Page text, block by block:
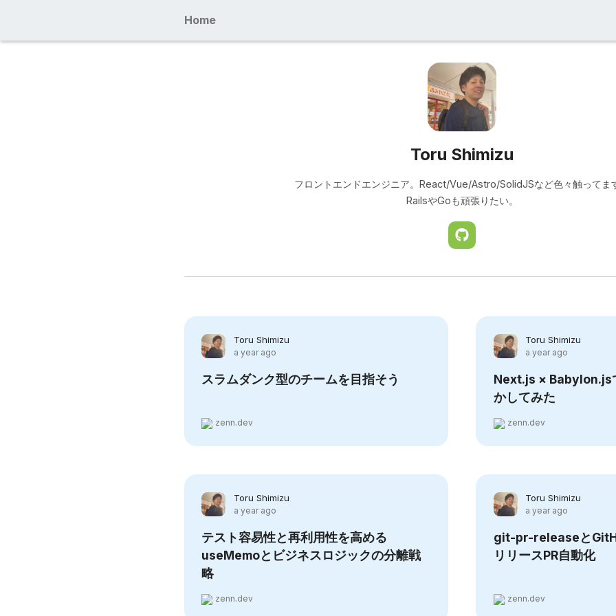
Home
Toru Shimizu
フロントエンドエンジニア。React/Vue/Astro/SolidJSなど色々触ってま
RailsやGoも頑張りたい。
Toru Shimizu
a year ago
スラムダンク型のチームを目指そう
zenn.dev
Toru Shimizu
a year ago
Next.js × Babylon.js
かしてみた
zenn.dev
Toru Shimizu
a year ago
テスト容易性と再利用性を高める
useMemoとビジネスロジックの分離戦
略
zenn.dev
Toru Shimizu
a year ago
git-pr-releaseと
リリースPR自動化
zenn.dev